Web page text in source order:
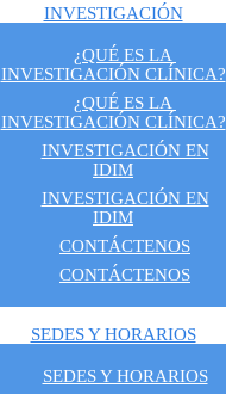
INVESTIGACIÓN
¿QUÉ ES LA
INVESTIGACIÓN CLÍNICA?
¿QUÉ ES LA
INVESTIGACIÓN CLÍNICA?
INVESTIGACIÓN EN
IDIM
INVESTIGACIÓN EN
IDIM
CONTÁCTENOS
CONTÁCTENOS
SEDES Y HORARIOS
SEDES Y HORARIOS